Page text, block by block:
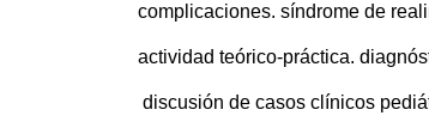
complicaciones. síndrome de
actividad teórico-práctica.
discusión de casos clínicos